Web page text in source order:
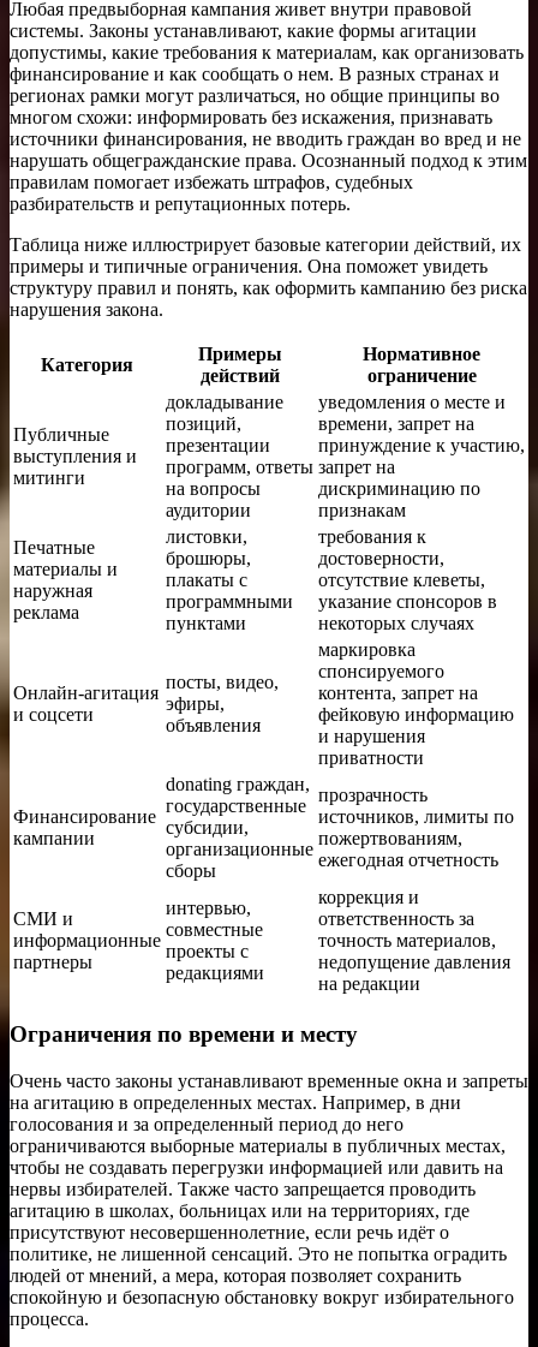
Любая предвыборная кампания живет внутри правовой
системы. Законы устанавливают, какие формы агитации
допустимы, какие требования к материалам, как организовать
финансирование и как сообщать о нем. В разных странах и
регионах рамки могут различаться, но общие принципы во
многом схожи: информировать без искажения, признавать
источники финансирования, не вводить граждан во вред и не
нарушать общегражданские права. Осознанный подход к этим
правилам помогает избежать штрафов, судебных
разбирательств и репутационных потерь.
Таблица ниже иллюстрирует базовые категории действий, их
примеры и типичные ограничения. Она поможет увидеть
структуру правил и понять, как оформить кампанию без риска
нарушения закона.
Категория
Примеры
действий
Нормативное
ограничение
Публичные
выступления и
митинги
докладывание
позиций,
презентации
программ, ответы
на вопросы
аудитории
уведомления о месте и
времени, запрет на
принуждение к участию,
запрет на
дискриминацию по
признакам
Печатные
материалы и
наружная
реклама
листовки,
брошюры,
плакаты с
программными
пунктами
требования к
достоверности,
отсутствие клеветы,
указание спонсоров в
некоторых случаях
Онлайн-агитация
и соцсети
посты, видео,
эфиры,
объявления
маркировка
спонсируемого
контента, запрет на
фейковую информацию
и нарушения
приватности
Финансирование
кампании
donating граждан,
государственные
субсидии,
организационные
сборы
прозрачность
источников, лимиты по
пожертвованиям,
ежегодная отчетность
СМИ и
информационные
партнеры
интервью,
совместные
проекты с
редакциями
коррекция и
ответственность за
точность материалов,
недопущение давления
на редакции
Ограничения по времени и месту
Очень часто законы устанавливают временные окна и запреты
на агитацию в определенных местах. Например, в дни
голосования и за определенный период до него
ограничиваются выборные материалы в публичных местах,
чтобы не создавать перегрузки информацией или давить на
нервы избирателей. Также часто запрещается проводить
агитацию в школах, больницах или на территориях, где
присутствуют несовершеннолетние, если речь идёт о
политике, не лишенной сенсаций. Это не попытка оградить
людей от мнений, а мера, которая позволяет сохранить
спокойную и безопасную обстановку вокруг избирательного
процесса.